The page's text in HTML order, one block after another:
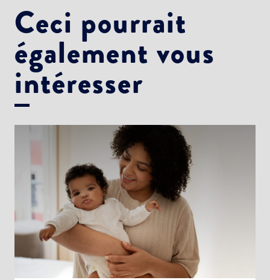
Ceci pourrait
également vous
intéresser